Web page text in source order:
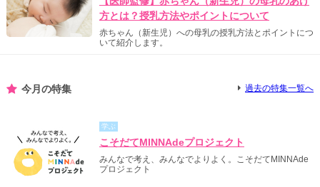
方とは？授乳方法やポイントについて
赤ちゃん（新生児）への母乳の授乳方法とポイントにつ
いて紹介します。
今月の特集 過去の特集一覧へ
学ぶ
こそだてMINNAdeプロジェクト
みんなで考え、みんなでよりよく。こそだてMINNAde
プロジェクト